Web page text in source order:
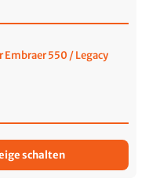
550 / Legacy
schalten